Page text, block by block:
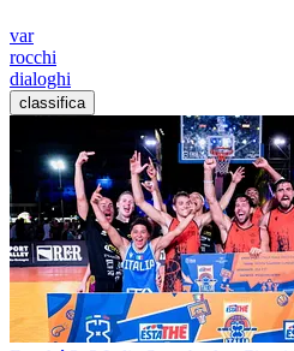
var
rocchi
dialoghi
classifica